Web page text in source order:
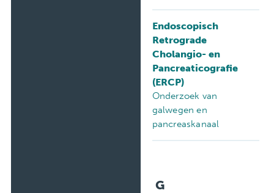
Endoscopisch
Retrograde
Cholangio- en
Pancreaticografie
(ERCP)
Onderzoek van
galwegen en
pancreaskanaal
G